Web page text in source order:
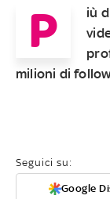
P
iù
milioni di
Seguici su:
Google